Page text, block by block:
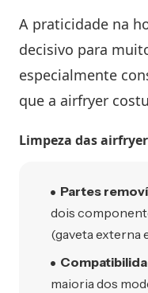
A praticidade na
decisivo para
especialmente
que a airfryer
Limpeza das
Partes
dois
(gaveta externa
maioria dos